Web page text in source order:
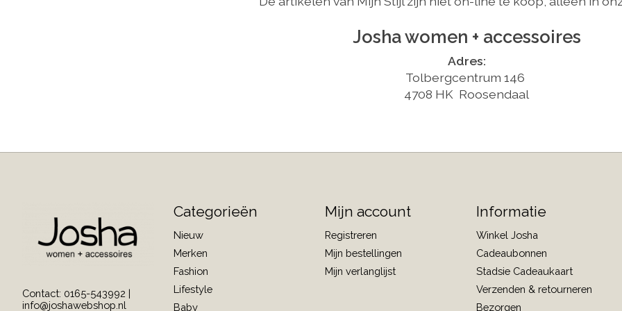
Josha women + accessoires
Adres:
Tolbergcentrum 146
4708 HK Roosendaal
Contact: 0165-543992 |
info@joshawebshop.nl
Categorieën
Nieuw
Merken
Fashion
Lifestyle
Baby
Mijn account
Registreren
Mijn bestellingen
Mijn verlanglijst
Informatie
Winkel Josha
Cadeaubonnen
Stadsie Cadeaukaart
Verzenden & retourneren
Bezorgen